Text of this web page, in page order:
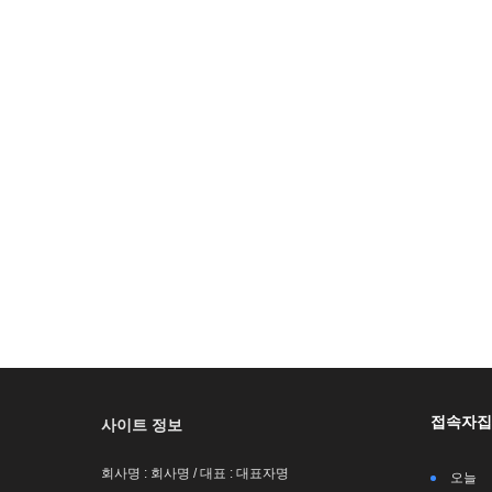
사이트 정보
회사명 : 회사명 / 대표 : 대표자명
접속자집
오늘